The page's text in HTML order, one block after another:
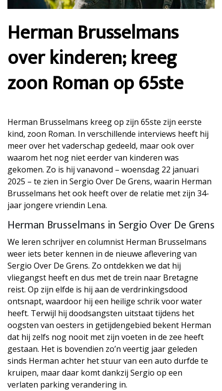
Herman Brusselmans
over kinderen; kreeg
zoon Roman op 65ste
Herman Brusselmans kreeg op zijn 65ste zijn eerste
kind, zoon Roman. In verschillende interviews heeft hij
meer over het vaderschap gedeeld, maar ook over
waarom het nog niet eerder van kinderen was
gekomen. Zo is hij vanavond – woensdag 22 januari
2025 – te zien in Sergio Over De Grens, waarin Herman
Brusselmans het ook heeft over de relatie met zijn 34-
jaar jongere vriendin Lena.
Herman Brusselmans in Sergio Over De Grens
We leren schrijver en columnist Herman Brusselmans
weer iets beter kennen in de nieuwe aflevering van
Sergio Over De Grens. Zo ontdekken we dat hij
vliegangst heeft en dus met de trein naar Bretagne
reist. Op zijn elfde is hij aan de verdrinkingsdood
ontsnapt, waardoor hij een heilige schrik voor water
heeft. Terwijl hij doodsangsten uitstaat tijdens het
oogsten van oesters in getijdengebied bekent Herman
dat hij zelfs nog nooit met zijn voeten in de zee heeft
gestaan. Het is bovendien zo’n veertig jaar geleden
sinds Herman achter het stuur van een auto durfde te
kruipen, maar daar komt dankzij Sergio op een
verlaten parking verandering in.